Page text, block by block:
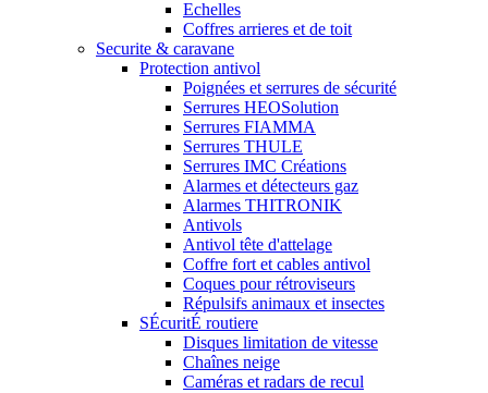
Echelles
Coffres arrieres et de toit
Securite & caravane
Protection antivol
Poignées et serrures de sécurité
Serrures HEOSolution
Serrures FIAMMA
Serrures THULE
Serrures IMC Créations
Alarmes et détecteurs gaz
Alarmes THITRONIK
Antivols
Antivol tête d'attelage
Coffre fort et cables antivol
Coques pour rétroviseurs
Répulsifs animaux et insectes
SÉcuritÉ routiere
Disques limitation de vitesse
Chaînes neige
Caméras et radars de recul